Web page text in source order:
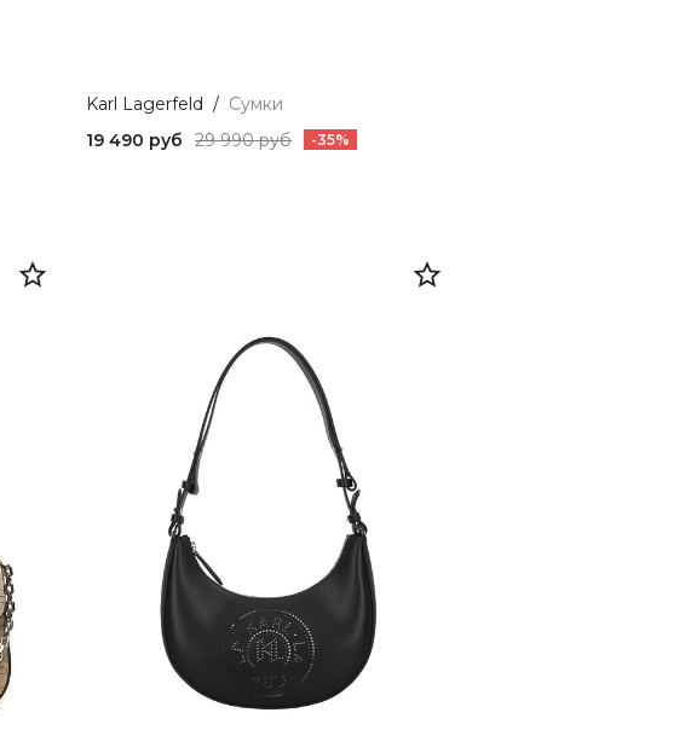
Karl Lagerfeld / Сумки
19 490 руб
29 990 руб -35%